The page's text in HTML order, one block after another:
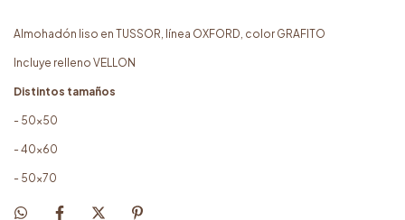
Almohadón liso en TUSSOR, línea OXFORD, color GRAFITO
Incluye relleno VELLON
Distintos tamaños
- 50x50
- 40x60
- 50x70